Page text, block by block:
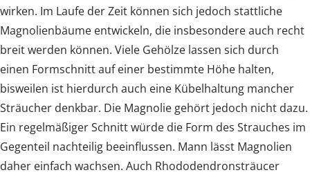
wirken. Im Laufe der Zeit können sich jedoch stattliche
Magnolienbäume entwickeln, die insbesondere auch recht
breit werden können. Viele Gehölze lassen sich durch
einen Formschnitt auf einer bestimmte Höhe halten,
bisweilen ist hierdurch auch eine Kübelhaltung mancher
Sträucher denkbar. Die Magnolie gehört jedoch nicht dazu.
Ein regelmäßiger Schnitt würde die Form des Strauches im
Gegenteil nachteilig beeinflussen. Mann lässt Magnolien
daher einfach wachsen. Auch Rhododendronsträucer